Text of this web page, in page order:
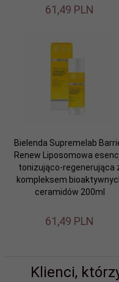
61,49 PLN
Bielenda Supremelab
Renew Liposomowa
tonizująco-regenerująca
kompleksem
ceramidów 200ml
61,49 PLN
Klienci,